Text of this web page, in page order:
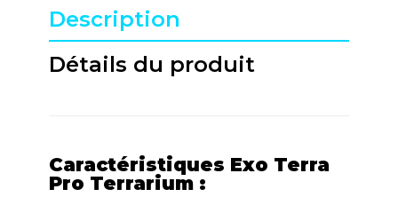
Description
Détails du produit
Caractéristiques Exo Terra
Pro Terrarium :